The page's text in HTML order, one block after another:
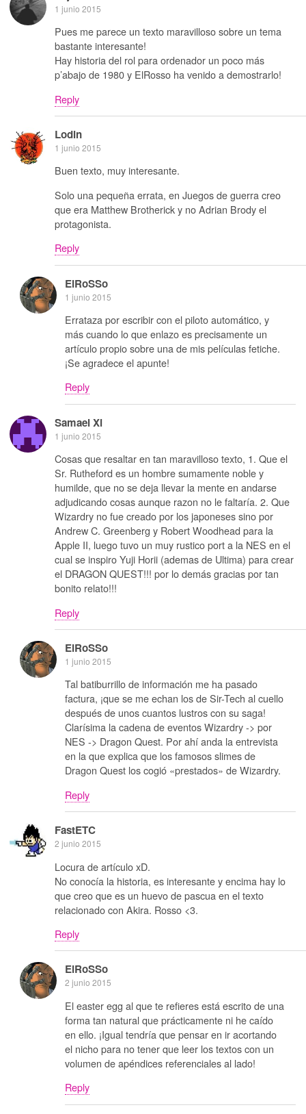
1 junio 2015
Pues me parece un texto maravilloso sobre un tema
bastante interesante!
Hay historia del rol para ordenador un poco más
p’abajo de 1980 y ElRosso ha venido a demostrarlo!
Reply
Lodin
1 junio 2015
Buen texto, muy interesante.
Solo una pequeña errata, en Juegos de guerra creo
que era Matthew Brotherick y no Adrian Brody el
protagonista.
Reply
ElRoSSo
1 junio 2015
Errataza por escribir con el piloto automático, y
más cuando lo que enlazo es precisamente un
artículo propio sobre una de mis películas fetiche.
¡Se agradece el apunte!
Reply
Samael Xi
1 junio 2015
Cosas que resaltar en tan maravilloso texto, 1. Que el
Sr. Rutheford es un hombre sumamente noble y
humilde, que no se deja llevar la mente en andarse
adjudicando cosas aunque razon no le faltaría. 2. Que
Wizardry no fue creado por los japoneses sino por
Andrew C. Greenberg y Robert Woodhead para la
Apple II, luego tuvo un muy rustico port a la NES en el
cual se inspiro Yuji Horii (ademas de Ultima) para crear
el DRAGON QUEST!!! por lo demás gracias por tan
bonito relato!!!
Reply
ElRoSSo
1 junio 2015
Tal batiburrillo de información me ha pasado
factura, ¡que se me echan los de Sir-Tech al cuello
después de unos cuantos lustros con su saga!
Clarísima la cadena de eventos Wizardry -> por
NES -> Dragon Quest. Por ahí anda la entrevista
en la que explica que los famosos slimes de
Dragon Quest los cogió «prestados» de Wizardry.
Reply
FastETC
2 junio 2015
Locura de artículo xD.
No conocía la historia, es interesante y encima hay lo
que creo que es un huevo de pascua en el texto
relacionado con Akira. Rosso <3.
Reply
ElRoSSo
2 junio 2015
El easter egg al que te refieres está escrito de una
forma tan natural que prácticamente ni he caído
en ello. ¡Igual tendría que pensar en ir acortando
el nicho para no tener que leer los textos con un
volumen de apéndices referenciales al lado!
Reply